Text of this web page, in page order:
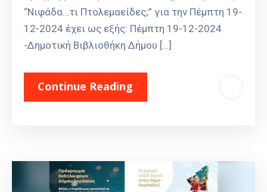
“Νιφάδα…τι Πτολεμαείδες;” για την Πέμπτη 19-
12-2024 έχει ως εξής: Πέμπτη 19-12-2024
-Δημοτική Βιβλιοθήκη Δήμου […]
Continue Reading